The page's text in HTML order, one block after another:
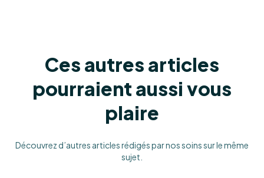
Ces autres articles
pourraient aussi vous
plaire
Découvrez d’autres articles rédigés par nos soins sur le même
sujet.